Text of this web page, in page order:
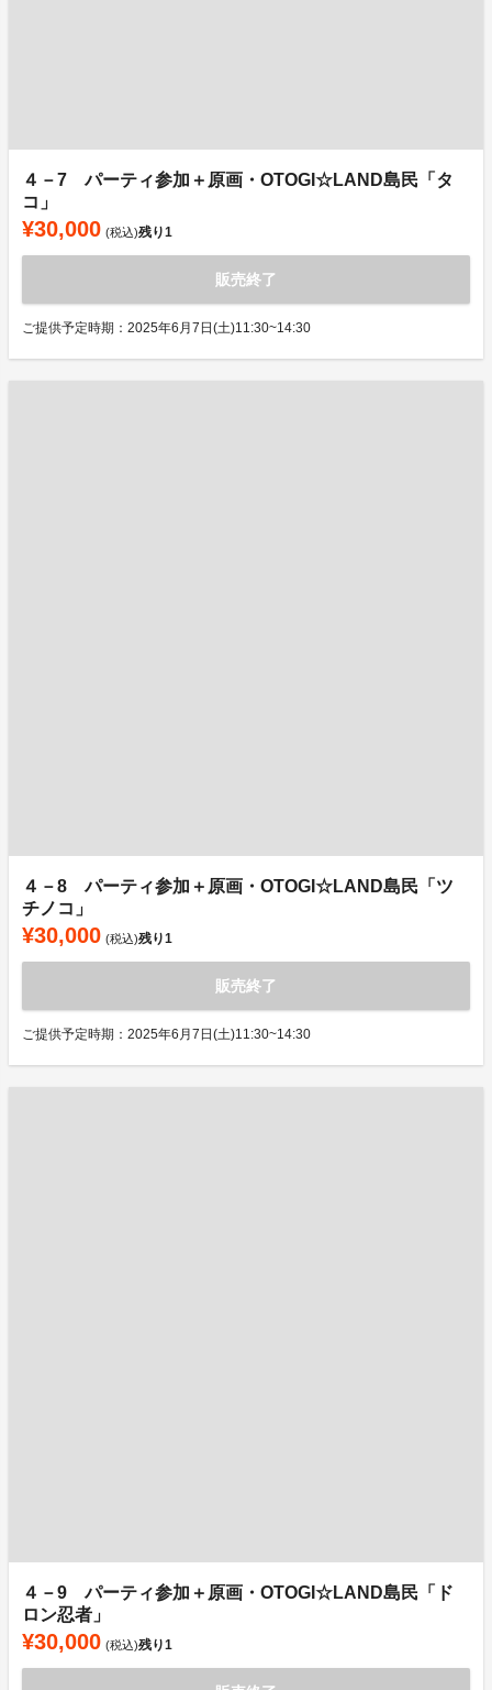
４－7 パーティ参加＋原画・OTOGI☆LAND島民「タ
コ」
¥30,000 (税込)残り1
販売終了
ご提供予定時期：2025年6月7日(土)11:30~14:30
４－8 パーティ参加＋原画・OTOGI☆LAND島民「ツ
チノコ」
¥30,000 (税込)残り1
販売終了
ご提供予定時期：2025年6月7日(土)11:30~14:30
４－9 パーティ参加＋原画・OTOGI☆LAND島民「ド
ロン忍者」
¥30,000 (税込)残り1